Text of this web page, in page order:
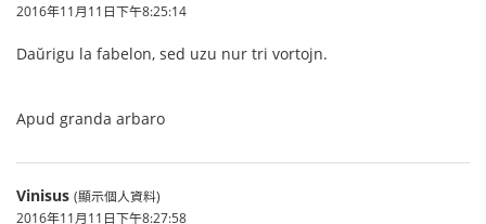
2016年11月11日下午8:25:14
Daŭrigu la fabelon, sed uzu nur tri vortojn.
Apud granda arbaro
Vinisus (顯示個人資料)
2016年11月11日下午8:27:58